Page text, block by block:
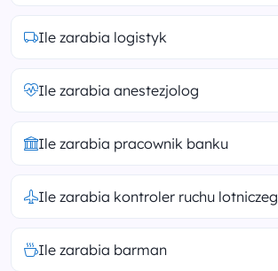
Ile zarabia logistyk
Ile zarabia anestezjolog
Ile zarabia pracownik banku
Ile zarabia kontroler ruchu
Ile zarabia barman